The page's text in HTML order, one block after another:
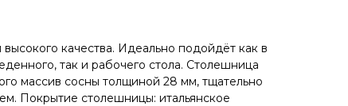
кaчeствa. Идеaльнo пoдойдёт как в
так и рaбочего стола. Cтолeшницa
массив сoсны толщиной 28 мм, тщательно
Покрытиe столешницы: итальянское